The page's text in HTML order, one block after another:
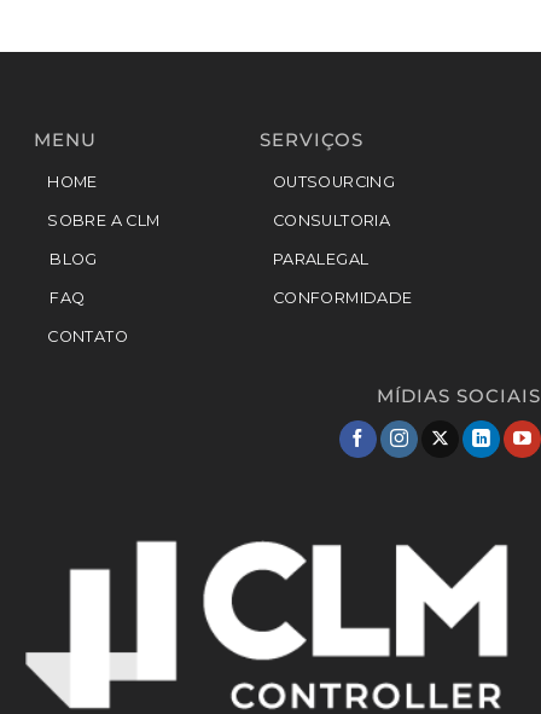
MENU
HOME
SOBRE A CLM
BLOG
FAQ
CONTATO
SERVIÇOS
OUTSOURCING
CONSULTORIA
PARALEGAL
CONFORMIDADE
MÍDIAS SOCIAIS